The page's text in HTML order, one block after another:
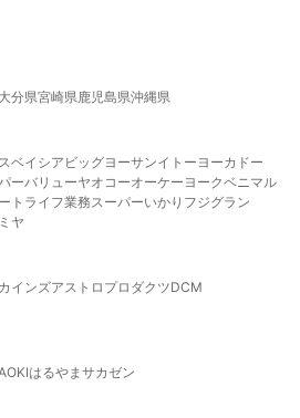
大分県宮崎県鹿児島県沖縄県
ベイシア ビッグヨーサンイトーヨーカドー
ーバリューヤオコーオーケー ヨークベニマル
ト ライフ業務スーパーいかり フジグラン
ヤ
カインズアストロプロダクツDCM
はるやま サカゼン